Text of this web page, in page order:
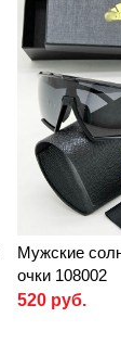
Мужские
очки 108002
520 руб.